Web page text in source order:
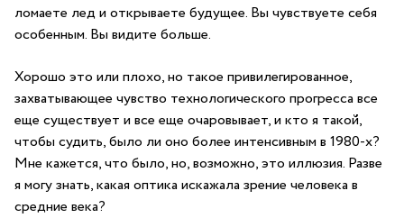
ломаете лед и открываете будущее. Вы чувствуете себя
особенным. Вы видите больше.
Хорошо это или плохо, но такое привилегированное,
захватывающее чувство технологического прогресса все
еще существует и все еще очаровывает, и кто я такой,
чтобы судить, было ли оно более интенсивным в 1980-х?
Мне кажется, что было, но, возможно, это иллюзия. Разве
я могу знать, какая оптика искажала зрение человека в
средние века?